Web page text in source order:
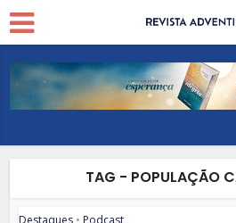
TAG - POPULAÇÃO
Destaques • Podcast